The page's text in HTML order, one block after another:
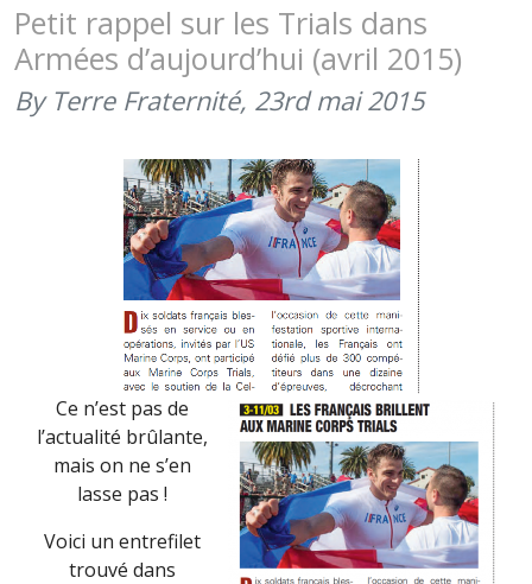
TRIALS
Petit rappel sur les Trials dans
Armées d’aujourd’hui (avril 2015)
By Terre Fraternité, 23rd mai 2015
Ce n’est pas de
l’actualité brûlante,
mais on ne s’en
lasse pas !
Voici un entrefilet
trouvé dans